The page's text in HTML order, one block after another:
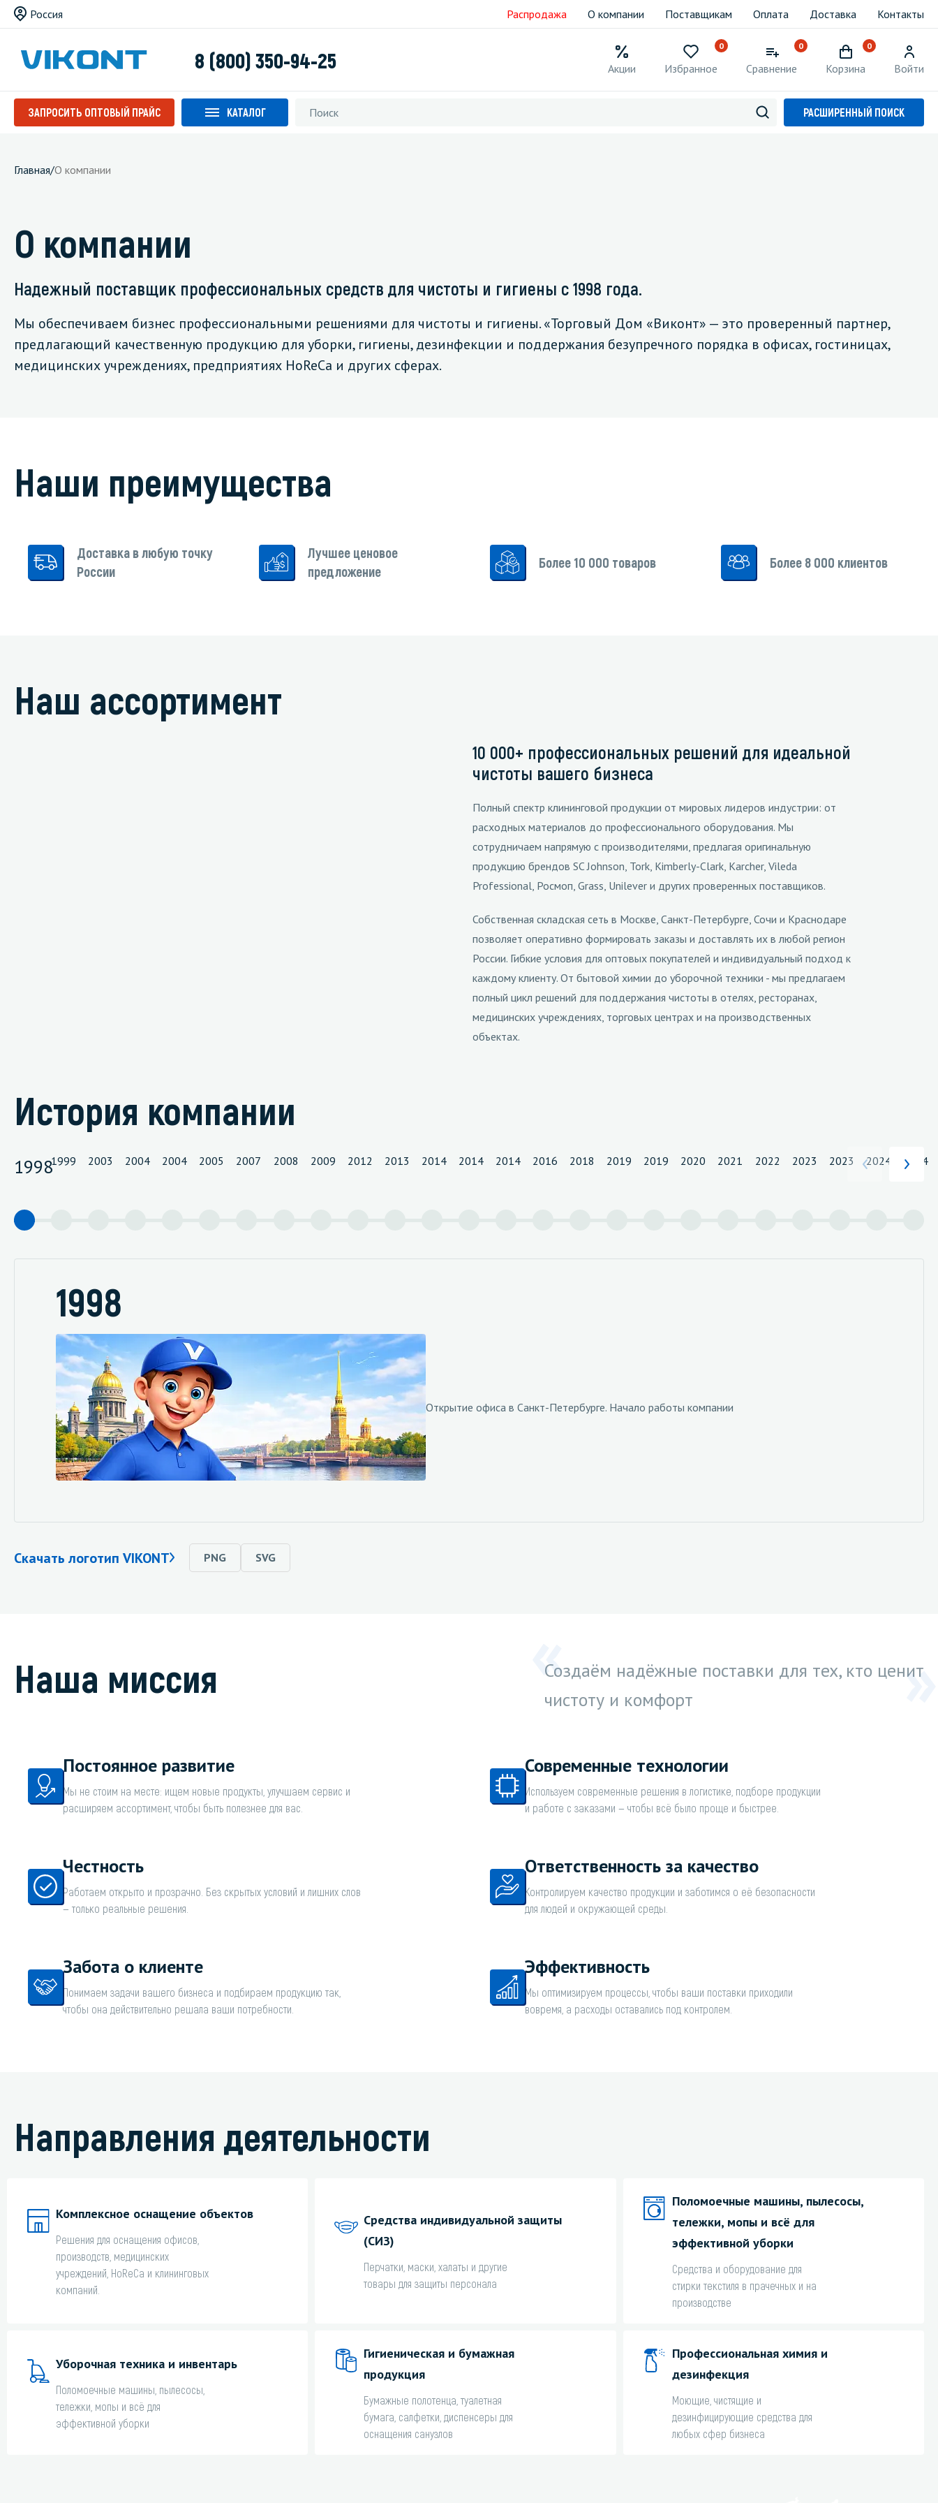
Россия Распродажа О компании Поставщикам Оплата Доставка Контакты
8 (800) 350-94-25 Акции
0
Избранное
0
Сравнение
0
Корзина Войти
ЗАПРОСИТЬ ОПТОВЫЙ ПРАЙС КАТАЛОГ
Средства для очистки бассейнов
Средства для послестроительной уборки
Средства для удаления граффити и
пятноудалители
РАСШИРЕННЫЙ ПОИСК
Главная/О компании
О компании
Надежный поставщик профессиональных средств для чистоты и гигиены с 1998 года.
Мы обеспечиваем бизнес профессиональными решениями для чистоты и гигиены. «Торговый Дом «Виконт» — это проверенный партнер,
предлагающий качественную продукцию для уборки, гигиены, дезинфекции и поддержания безупречного порядка в офисах, гостиницах,
медицинских учреждениях, предприятиях HoReCa и других сферах.
Наши преимущества
Доставка в любую точку
России
Лучшее ценовое
предложение
Более 10 000 товаров Более 8 000 клиентов
Наш ассортимент
10 000+ профессиональных решений для идеальной
чистоты вашего бизнеса
Полный спектр клининговой продукции от мировых лидеров индустрии: от
расходных материалов до профессионального оборудования. Мы
сотрудничаем напрямую с производителями, предлагая оригинальную
продукцию брендов SC Johnson, Tork, Kimberly-Clark, Karcher, Vileda
Professional, Росмоп, Grass, Unilever и других проверенных поставщиков.
Собственная складская сеть в Москве, Санкт-Петербурге, Сочи и Краснодаре
позволяет оперативно формировать заказы и доставлять их в любой регион
России. Гибкие условия для оптовых покупателей и индивидуальный подход к
каждому клиенту. От бытовой химии до уборочной техники - мы предлагаем
полный цикл решений для поддержания чистоты в отелях, ресторанах,
медицинских учреждениях, торговых центрах и на производственных
объектах.
История компании
19981999 2003 2004 2004 2005 2007 2008 2009 2012 2013 2014 2014 2014 2016 2018 2019 2019 2020 2021 2022 2023 2023 2024 2024
1998
Открытие офиса в Санкт-Петербурге. Начало работы компании
Скачать логотип VIKONT PNG SVG
Наша миссия
Создаём надёжные поставки для тех, кто ценит
чистоту и комфорт
Постоянное развитие
Мы не стоим на месте: ищем новые продукты, улучшаем сервис и
расширяем ассортимент, чтобы быть полезнее для вас.
Современные технологии
Используем современные решения в логистике, подборе продукции
и работе с заказами — чтобы всё было проще и быстрее.
Честность
Работаем открыто и прозрачно. Без скрытых условий и лишних слов
— только реальные решения.
Ответственность за качество
Контролируем качество продукции и заботимся о её безопасности
для людей и окружающей среды.
Забота о клиенте
Понимаем задачи вашего бизнеса и подбираем продукцию так,
чтобы она действительно решала ваши потребности.
Эффективность
Мы оптимизируем процессы, чтобы ваши поставки приходили
вовремя, а расходы оставались под контролем.
Направления деятельности
Комплексное оснащение объектов
Решения для оснащения офисов,
производств, медицинских
учреждений, HoReCa и клининговых
компаний.
Средства индивидуальной защиты
(СИЗ)
Перчатки, маски, халаты и другие
товары для защиты персонала
Поломоечные машины, пылесосы,
тележки, мопы и всё для
эффективной уборки
Средства и оборудование для
стирки текстиля в прачечных и на
производстве
Уборочная техника и инвентарь
Поломоечные машины, пылесосы,
тележки, мопы и всё для
эффективной уборки
Гигиеническая и бумажная
продукция
Бумажные полотенца, туалетная
бумага, салфетки, диспенсеры для
оснащения санузлов
Профессиональная химия и
дезинфекция
Моющие, чистящие и
дезинфицирующие средства для
любых сфер бизнеса